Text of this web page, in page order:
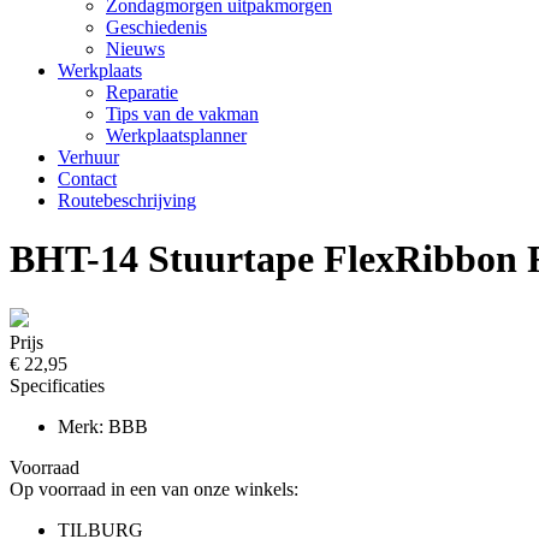
Zondagmorgen uitpakmorgen
Geschiedenis
Nieuws
Werkplaats
Reparatie
Tips van de vakman
Werkplaatsplanner
Verhuur
Contact
Routebeschrijving
BHT-14 Stuurtape FlexRibbon
Prijs
€ 22,95
Specificaties
Merk: BBB
Voorraad
Op voorraad in een van onze winkels:
TILBURG